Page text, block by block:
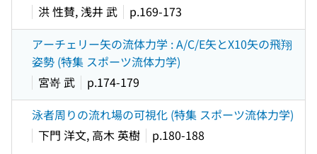
洪 性賛, 浅井 武
p.169-173
アーチェリー矢の流体力学 : A/C/E矢とX10矢の飛翔
姿勢 (特集 スポーツ流体力学)
宮嵜 武
p.174-179
泳者周りの流れ場の可視化 (特集 スポーツ流体力学)
下門 洋文, 高木 英樹
p.180-188